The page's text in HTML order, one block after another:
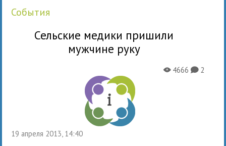
события
Сельские медики пришили
мужчине руку
19 апреля 2013, 14:40
X4666K2